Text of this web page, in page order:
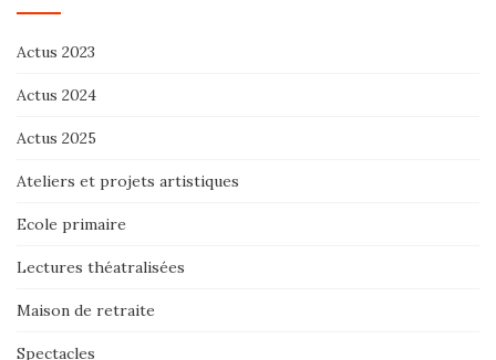
Actus 2023
Actus 2024
Actus 2025
Ateliers et projets artistiques
Ecole primaire
Lectures théatralisées
Maison de retraite
Spectacles